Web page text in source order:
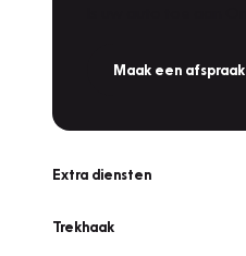
Maak een afspraak
Extra diensten
Trekhaak